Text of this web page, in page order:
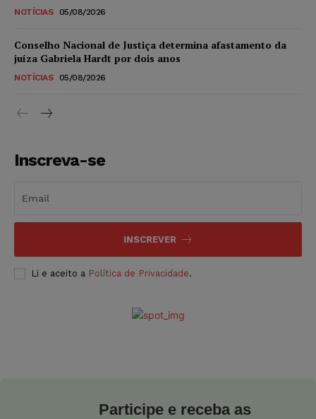
NOTÍCIAS 05/08/2026
Conselho Nacional de Justiça determina afastamento da
juíza Gabriela Hardt por dois anos
NOTÍCIAS 05/08/2026
Inscreva-se
INSCREVER
Li e aceito a Política de Privacidade.
Participe e receba as